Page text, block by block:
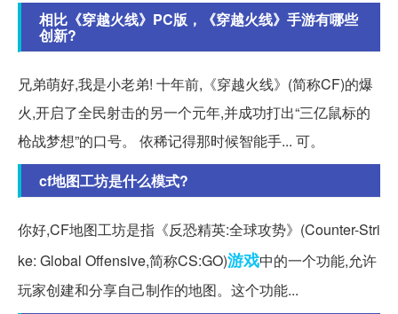
相比《穿越火线》PC版，《穿越火线》手游有哪些
创新?
兄弟萌好,我是小老弟! 十年前,《穿越火线》(简称CF)的爆
火,开启了全民射击的另一个元年,并成功打出“三亿鼠标的
枪战梦想”的口号。 依稀记得那时候智能手... 可。
cf地图工坊是什么模式?
你好,CF地图工坊是指《反恐精英:全球攻势》(Counter-Stri
ke: Global Offensive,简称CS:GO)游戏中的一个功能,允许
玩家创建和分享自己制作的地图。这个功能...